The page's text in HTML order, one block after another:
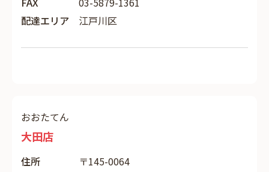
配達エリア
江戸川区
おおたてん
大田店
住所
〒145-0064